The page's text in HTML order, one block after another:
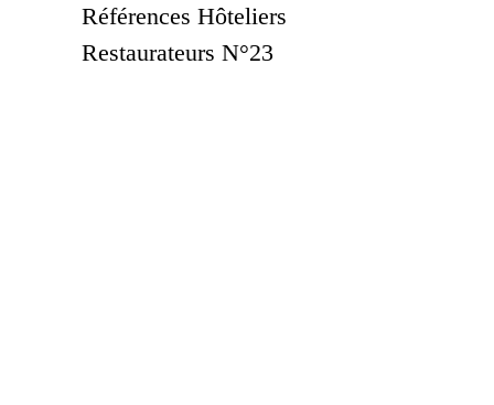
Références Hôteliers
Restaurateurs N°23